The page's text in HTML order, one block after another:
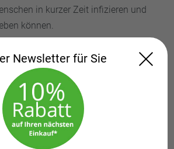
in kurzer Zeit infizieren und
können.
ist Omikron?
wurde von der
(WHO) als
Variante des SARS-CoV-2-Virus
VOC) eingestuft. Der Grund:
ansteckend, kann zu schweren
Newsletter für Sie